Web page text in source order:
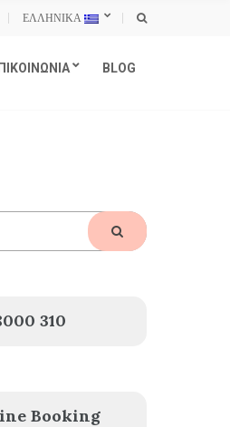
ΕΛΛΗΝΙΚΑ
BLOG
SEARCH
310
Booking